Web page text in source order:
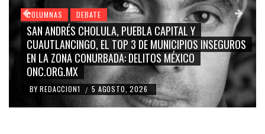
COLUMNAS DEBATE
GRACE PALOMARES, NAY SALVATORI, SERGIO MAYER,
CARMEN SALINAS “LA CORCHOLATA”, CUAUHTÉMOC
BLANCO, SILVIA PINAL: LA TRIVIALIZACIÓN Y
RIDICULIZACIÓN DE LA REPRESENTACIÓN CIUDADANA
BY REDACCION1 / 4 AGOSTO, 2026